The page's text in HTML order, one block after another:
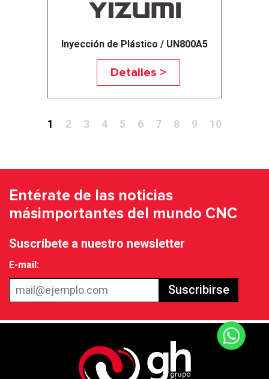
Inyección de Plástico / UN800A5
Detalles >
1 2 3 4 5 6 7 8 9 10
Entérate de las noticias
másimportantes del mundo CNC
Suscríbete a nuestro newsletter
E-mail:
Suscribirse